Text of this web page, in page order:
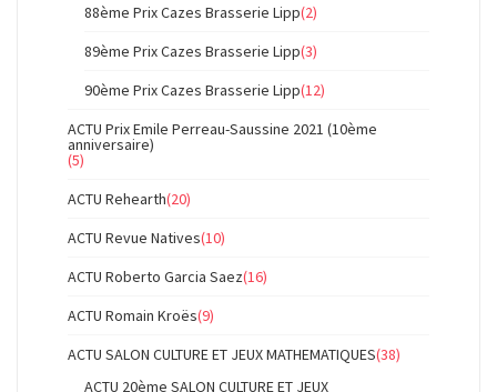
88ème Prix Cazes Brasserie Lipp(2)
89ème Prix Cazes Brasserie Lipp(3)
90ème Prix Cazes Brasserie Lipp(12)
ACTU Prix Emile Perreau-Saussine 2021 (10ème
anniversaire)
(5)
ACTU Rehearth(20)
ACTU Revue Natives(10)
ACTU Roberto Garcia Saez(16)
ACTU Romain Kroës(9)
ACTU SALON CULTURE ET JEUX MATHEMATIQUES(38)
ACTU 20ème SALON CULTURE ET JEUX